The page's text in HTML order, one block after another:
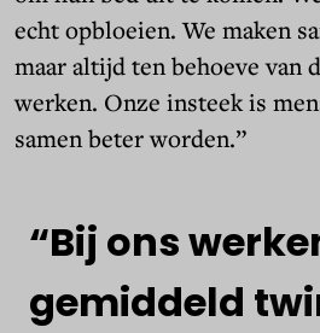
echt opbloeien. We maken
maar altijd ten behoeve van
werken. Onze insteek is
samen beter worden.”
“Bij ons
gemiddeld